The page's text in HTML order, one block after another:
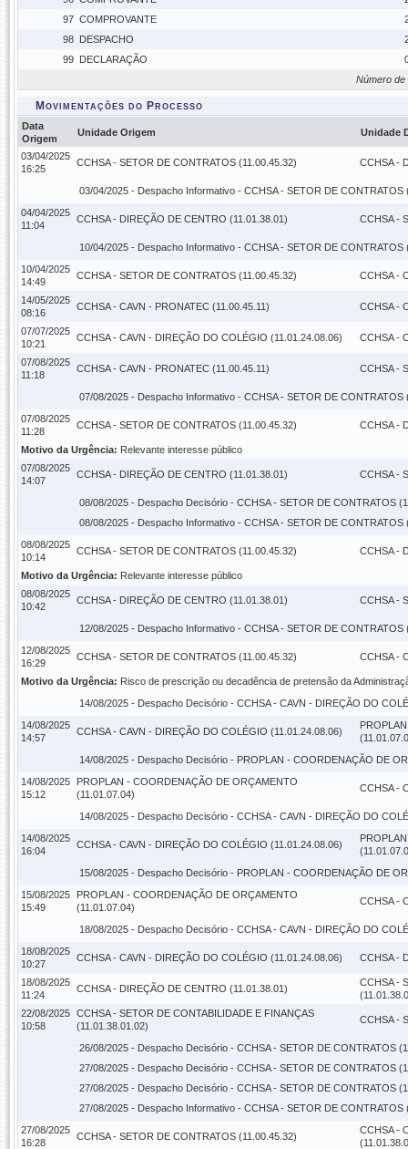
97 COMPROVANTE
98 DESPACHO
99 DECLARAÇÃO
Número
Movimentações do Processo
Data
Origem
Unidade Origem Unidade
03/04/2025
16:25
CCHSA - SETOR DE CONTRATOS (11.00.45.32) CCHSA -
03/04/2025 - Despacho Informativo - CCHSA - SETOR DE CONTRATOS
04/04/2025
11:04
CCHSA - DIREÇÃO DE CENTRO (11.01.38.01) CCHSA -
10/04/2025 - Despacho Informativo - CCHSA - SETOR DE CONTRATOS
10/04/2025
14:49
CCHSA - SETOR DE CONTRATOS (11.00.45.32) CCHSA -
14/05/2025
08:16
CCHSA - CAVN - PRONATEC (11.00.45.11) CCHSA -
07/07/2025
10:21
CCHSA - CAVN - DIREÇÃO DO COLÉGIO (11.01.24.08.06) CCHSA -
07/08/2025
11:18
CCHSA - CAVN - PRONATEC (11.00.45.11) CCHSA -
07/08/2025 - Despacho Informativo - CCHSA - SETOR DE CONTRATOS
07/08/2025
11:28
CCHSA - SETOR DE CONTRATOS (11.00.45.32) CCHSA -
Motivo da Urgência: Relevante interesse público
07/08/2025
14:07
CCHSA - DIREÇÃO DE CENTRO (11.01.38.01) CCHSA -
08/08/2025 - Despacho Decisório - CCHSA - SETOR DE CONTRATOS
08/08/2025 - Despacho Informativo - CCHSA - SETOR DE CONTRATOS
08/08/2025
10:14
CCHSA - SETOR DE CONTRATOS (11.00.45.32) CCHSA -
Motivo da Urgência: Relevante interesse público
08/08/2025
10:42
CCHSA - DIREÇÃO DE CENTRO (11.01.38.01) CCHSA -
12/08/2025 - Despacho Informativo - CCHSA - SETOR DE CONTRATOS
12/08/2025
16:29
CCHSA - SETOR DE CONTRATOS (11.00.45.32) CCHSA -
Motivo da Urgência: Risco de prescrição ou decadência de pretensão da
14/08/2025 - Despacho Decisório - CCHSA - CAVN - DIREÇÃO DO
14/08/2025
14:57
CCHSA - CAVN - DIREÇÃO DO COLÉGIO (11.01.24.08.06)
14/08/2025 - Despacho Decisório - PROPLAN - COORDENAÇÃO DE
14/08/2025
15:12
PROPLAN - COORDENAÇÃO DE ORÇAMENTO
(11.01.07.04)
CCHSA -
14/08/2025 - Despacho Decisório - CCHSA - CAVN - DIREÇÃO DO
14/08/2025
16:04
CCHSA - CAVN - DIREÇÃO DO COLÉGIO (11.01.24.08.06)
15/08/2025 - Despacho Decisório - PROPLAN - COORDENAÇÃO DE
15/08/2025
15:49
PROPLAN - COORDENAÇÃO DE ORÇAMENTO
(11.01.07.04)
CCHSA -
18/08/2025 - Despacho Decisório - CCHSA - CAVN - DIREÇÃO DO
18/08/2025
10:27
CCHSA - CAVN - DIREÇÃO DO COLÉGIO (11.01.24.08.06) CCHSA -
18/08/2025
11:24
CCHSA - DIREÇÃO DE CENTRO (11.01.38.01)
CCHSA -
22/08/2025
10:58
CCHSA - SETOR DE CONTABILIDADE E FINANÇAS
(11.01.38.01.02)
CCHSA -
26/08/2025 - Despacho Decisório - CCHSA - SETOR DE CONTRATOS
27/08/2025 - Despacho Decisório - CCHSA - SETOR DE CONTRATOS
27/08/2025 - Despacho Decisório - CCHSA - SETOR DE CONTRATOS
27/08/2025 - Despacho Informativo - CCHSA - SETOR DE CONTRATOS
27/08/2025
16:28
CCHSA - SETOR DE CONTRATOS (11.00.45.32)
CCHSA -